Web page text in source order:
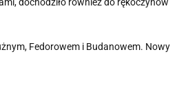
Fedorowem i Budanowem. Nowy